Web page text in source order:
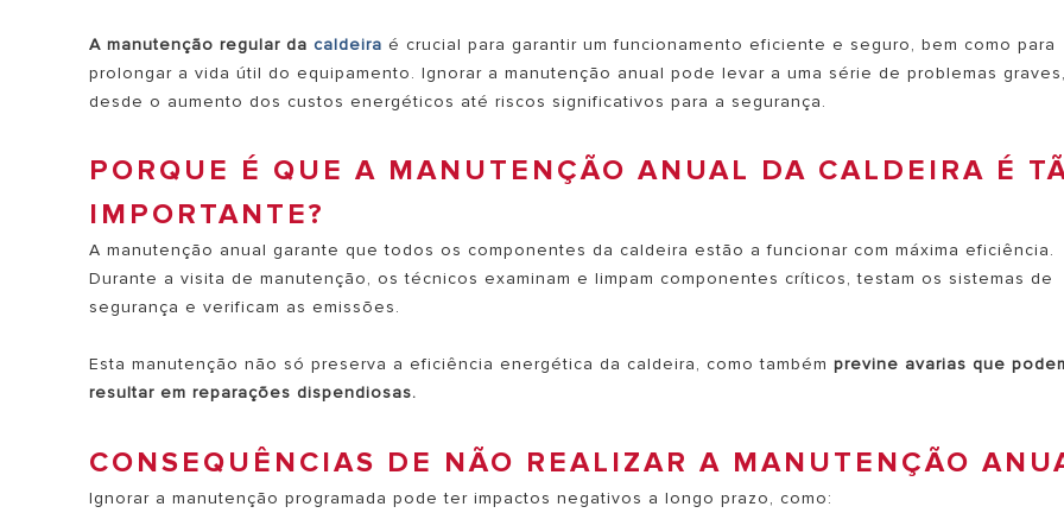
ESQUENTADORES
TODOS OS MODELOS DE CALDEIRAS
A manutenção regular dacaldeira é crucial para garantir um funcionamento eficiente e seguro, bem como para
prolongar a vida útil do equipamento. Ignorar a manutenção anual pode levar a uma série de problemas graves,
desde o aumento dos custos energéticos até riscos significativos para a segurança.
PORQUE É QUE A MANUTENÇÃO ANUAL DA CALDEIRA É
IMPORTANTE?
A manutenção anual garante que todos os componentes da caldeira estão a funcionar com máxima eficiência.
Durante a visita de manutenção, os técnicos examinam e limpam componentes críticos, testam os sistemas de
segurança e verificam as emissões.
Esta manutenção não só preserva a eficiência energética da caldeira, como tambémprevine avarias que
resultar em reparações dispendiosas.
CONSEQUÊNCIAS DE NÃO REALIZAR A MANUTENÇÃO
Ignorar a manutenção programada pode ter impactos negativos a longo prazo, como: